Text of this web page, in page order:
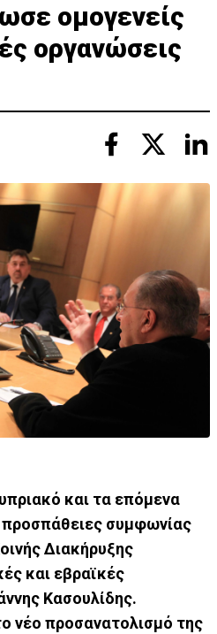
ομογενείς
οργανώσεις
και τα επόμενα
προσπάθειες συμφωνίας
Διακήρυξης
και εβραϊκές
Κασουλίδης.
νέο προσανατολισμό της